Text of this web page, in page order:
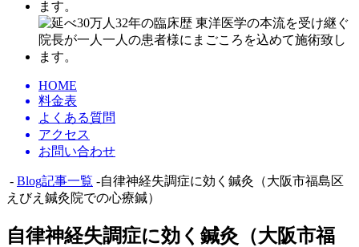
HOME
料金表
よくある質問
アクセス
お問い合わせ
- Blog記事一覧 -自律神経失調症に効く鍼灸（大阪市福島区
えびえ鍼灸院での心療鍼）
自律神経失調症に効く鍼灸（大阪市福